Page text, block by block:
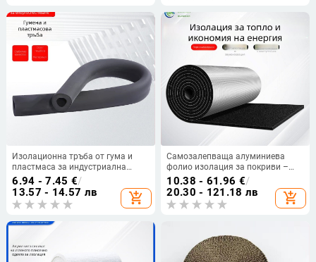
Изолационна тръба от гума и
пластмаса за индустриална
климатизация и изолация на
тръбопроводи, B1
6.94 - 7.45 €/
13.57 - 14.57 лв
add_shopping_cart
Самозалепваща алуминиева
фолио изолация за покриви –
огнеустойчива, термо- и
шумоизолация, 0.035 W/mK, клас
B1, работна температура 200°C,
микропорозна навивка
10.38 - 61.96 €/
20.30 - 121.18 лв
add_shopping_cart